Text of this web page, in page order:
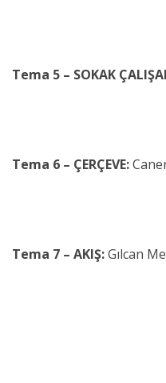
Tema 5 – SOKAK
Tema 6 – ÇERÇEVE:
Tema 7 – AKIŞ:Gılcan